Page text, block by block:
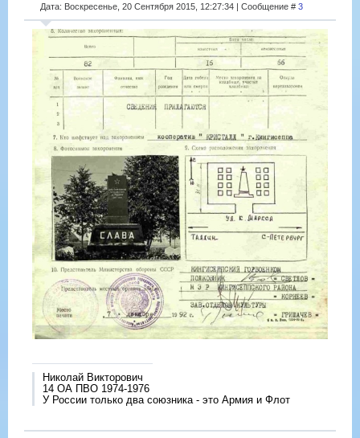
Дата: Воскресенье, 20 Сентября 2015, 12:27:34 | Сообщение # 3
Николай Викторович
14 ОА ПВО 1974-1976
У России только два союзника - это Армия и Флот